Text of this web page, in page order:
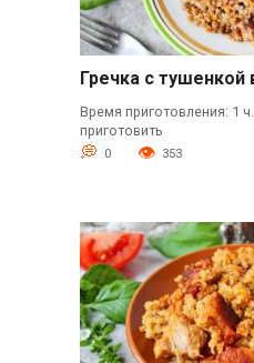
Гречка с тушенкой
Время приготовления: 1
приготовить
0 353